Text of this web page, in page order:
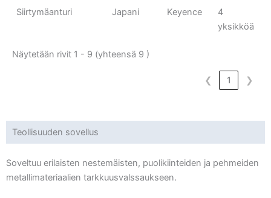
Siirtymäanturi Japani Keyence
4
yksikköä
Näytetään rivit 1 - 9 (yhteensä 9 )
❮ 1 ❯
Teollisuuden sovellus
Soveltuu erilaisten nestemäisten, puolikiinteiden ja pehmeiden
metallimateriaalien tarkkuusvalssaukseen.